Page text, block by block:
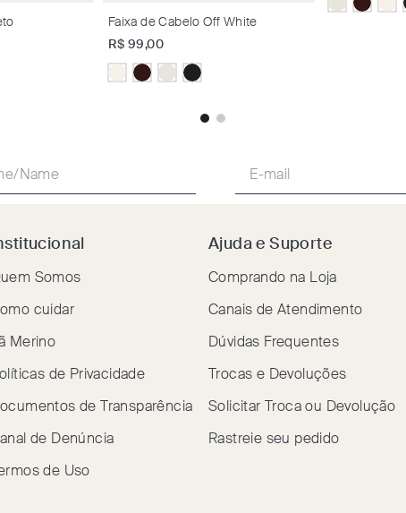
Faixa de Cabelo Off White
R$ 99,00
Somos
cuidar
Merino
de Privacidade
de Transparência
de Denúncia
de Uso
Ajuda e Suporte
Comprando na Loja
Canais de Atendimento
Dúvidas Frequentes
Trocas e Devoluções
Solicitar Troca ou Devolução
Rastreie seu pedido